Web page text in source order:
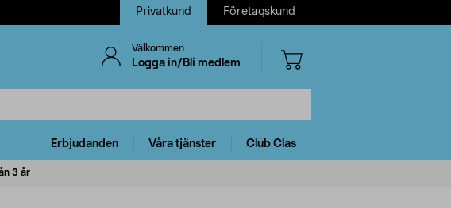
Privatkund Företagskund
Välkommen
Logga in/Bli medlem
Erbjudanden Våra tjänster Club Clas
3 år